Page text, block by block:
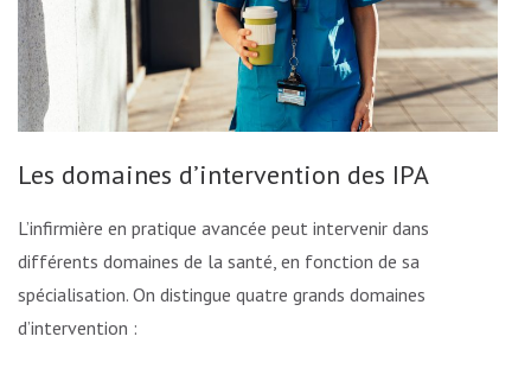
Les domaines d’intervention des IPA
L’infirmière en pratique avancée peut intervenir dans
différents domaines de la santé, en fonction de sa
spécialisation. On distingue quatre grands domaines
d’intervention :